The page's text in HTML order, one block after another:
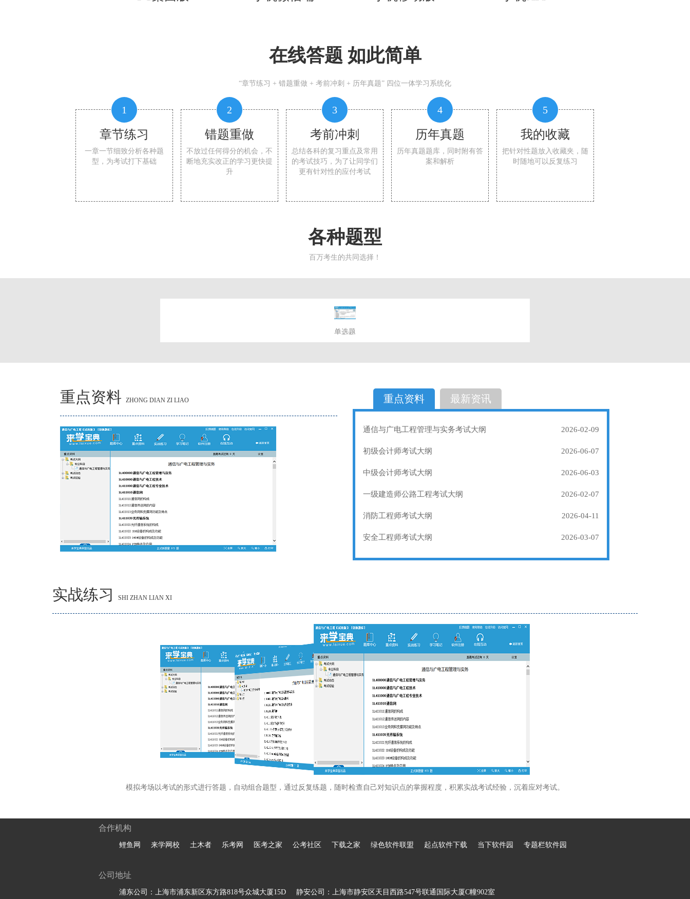
在线答题 如此简单
“章节练习 + 错题重做 + 考前冲刺 + 历年真题” 四位一体学习系统化
1
章节练习
一章一节细致分析各种题
型，为考试打下基础
2
错题重做
不放过任何得分的机会，不
断地充实改正的学习更快提
升
3
考前冲刺
总结各科的复习重点及常用
的考试技巧，为了让同学们
更有针对性的应付考试
4
历年真题
历年真题题库，同时附有答
案和解析
5
我的收藏
把针对性题放入收藏夹，随
时随地可以反复练习
各种题型
百万考生的共同选择！
单选题
选择题
重点资料 ZHONG DIAN ZI LIAO 重点资料 最新资讯
通信与广电工程管理与实务考试大纲 2026-02-09
初级会计师考试大纲 2026-06-07
中级会计师考试大纲 2026-06-03
一级建造师公路工程考试大纲 2026-02-07
消防工程师考试大纲 2026-04-11
安全工程师考试大纲 2026-03-07
实战练习 SHI ZHAN LIAN XI
模拟考场以考试的形式进行答题，自动组合题型，通过反复练题，随时检查自己对知识点的掌握程度，积累实战考试经验，沉着应对考试。
合作机构
鲤鱼网 来学网校 土木者 乐考网 医考之家 公考社区 下载之家 绿色软件联盟 起点软件下载 当下软件园 专题栏软件园
公司地址
浦东公司：上海市浦东新区东方路818号众城大厦15D 静安公司：上海市静安区天目西路547号联通国际大厦C幢902室